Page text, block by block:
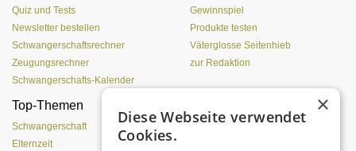
Quiz und Tests
Newsletter bestellen
Schwangerschaftsrechner
Zeugungsrechner
Schwangerschafts-Kalender
Gewinnspiel
Produkte testen
Väterglosse Seitenhieb
zur Redaktion
Top-Themen
Schwangerschaft
Elternzeit
(Pizzaofen) selber bauen
×
Diese Webseite verwendet
Cookies.